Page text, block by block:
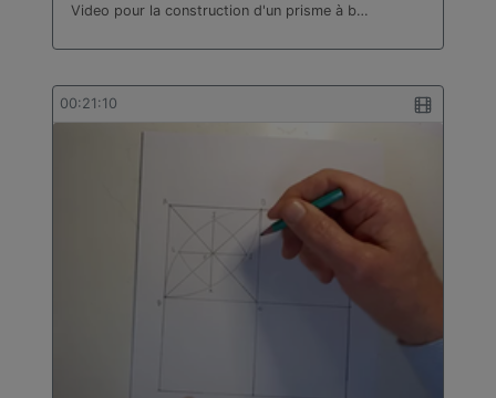
Video pour la construction d'un prisme à b…
00:21:10